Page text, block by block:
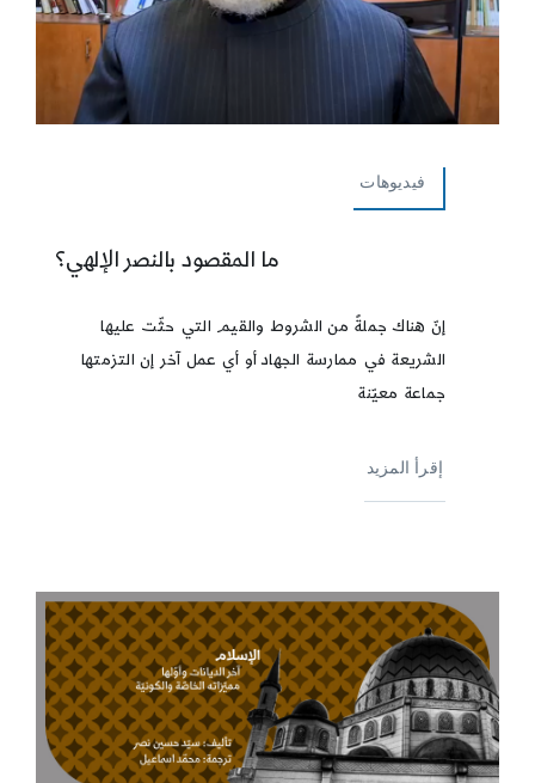
فيديوهات
ما المقصود بالنصر الإلهي؟
إنّ هناك جملةً من الشروط والقيم التي حثّت عليها
الشريعة في ممارسة الجهاد أو أي عمل آخر إن التزمتها
جماعة معيّنة
إقرأ المزيد